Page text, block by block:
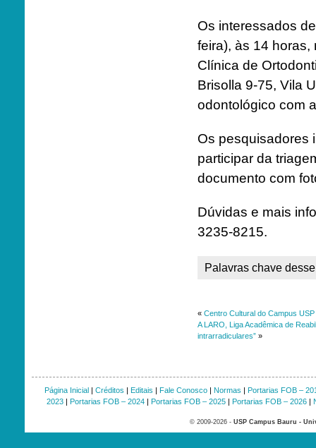
Os interessados
feira), às 14
Clínica de
Brisolla 9-75, Vila
odontológico com
Os pesquisadores
participar da
documento com
Dúvidas e mais
3235-8215.
Palavras chave
« Centro Cultural do Campus
A LARO, Liga Acadêmica de
intrarradiculares” »
Página Inicial| Créditos | Editais | Fale Conosco| Normas | Portarias FOB –
2023| Portarias FOB – 2024| Portarias FOB – 2025| Portarias FOB – 2026|
© 2009-2026 - USP Campus Bauru -